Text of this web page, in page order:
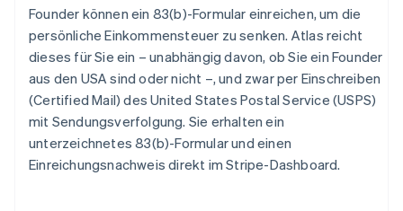
Founder können ein 83(b)-Formular einreichen, um die
persönliche Einkommensteuer zu senken. Atlas reicht
dieses für Sie ein – unabhängig davon, ob Sie ein Founder
aus den USA sind oder nicht –, und zwar per Einschreiben
(Certified Mail) des United States Postal Service (USPS)
mit Sendungsverfolgung. Sie erhalten ein
unterzeichnetes 83(b)-Formular und einen
Einreichungsnachweis direkt im Stripe-Dashboard.